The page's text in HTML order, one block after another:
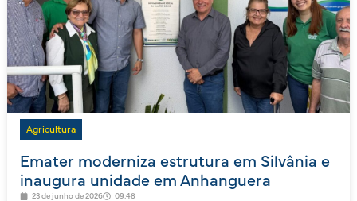
Agricultura
Emater moderniza estrutura em Silvânia e
inaugura unidade em Anhanguera
23 de junho de 2026 09:48